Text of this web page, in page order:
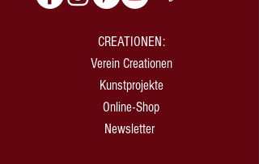
CREATIONEN:
Verein Creationen
Kunstprojekte
Online-Shop
Newsletter